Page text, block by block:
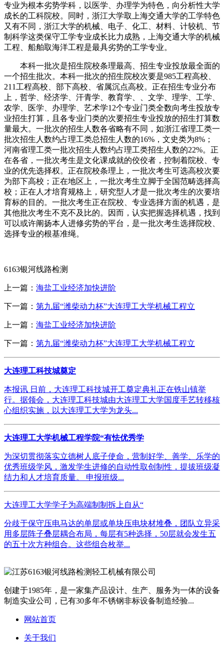
专业为根本劣势学科，以医学、办理学为特色，向分析性大学
成长的工科院校。同时，浙江大学取上海交通大学的工学特色
又有不同，浙江大学的机械、电子、化工、材料、计较机、节
制科学这类保守工学专业成长比力成熟，上海交通大学的机械
工程、船舶取海洋工程是最具劣势的工学专业。
本科一批次是招生院校条理最高、招生专业投放最全面的
一个招生批次。本科一批次的招生院校次要是985工程高校、
211工程高校、部下高校、省属沉点高校。正在招生专业分布
上，哲学、经济学、汗青学、教育学、、文学、理学、工学、
农学、医学、办理学、艺术学12个专业门类全数向考生投放专
业招生打算，且各专业门类的次要招生专业投放的招生打算数
量最大。一批次的招生人数各省略有不同，如浙江省理工类一
批次招生人数约占理工类总招生人数的16%，文史类为8%；
河南省理工类一批次招生人数约占理工类招生人数的22%。正
在各省，一批次考生是文化课成就的佼佼者，控制着院校、专
业的优先选择权。正在院校条理上，一批次考生可选高校次要
为部下高校；正在地区上，一批次考生立脚于全国范畴选择高
校；正在人才培育规格上，研究型人才是一批次考生的次要培
育标的目的。一批次考生正在院校、专业选择方面的机遇，是
其他批次考生不克不及比的。因而，认实把握选择机遇，找到
可以或许阐扬本人进修劣势的平台，是一批次考生选择院校、
选择专业的根基准绳。
6163银河线路检测
上一篇： 海盐工业经济加快进阶
下一篇： 第九届“潍柴动力杯”大连理工大学机械工程立
上一篇： 海盐工业经济加快进阶
下一篇： 第九届“潍柴动力杯”大连理工大学机械工程立
大连理工科技城奠定
本报讯 日前，大连理工科技城开工奠定典礼正在铁山镇举
行。据领会，大连理工科技城由大连理工大学国度手艺转移核
心组织实施，以大连理工大学为龙头...
大连理工大学机械工程学院“有怯优秀学
为深切贯彻落实立德树人底子使命，营制好学、善学、乐学的
优秀班级学风，激发学生进修的自动性取创制性，提拔班级凝
结力和人才培育质量。 申报班级...
大连理工大学学子为高端制制拆上自从“
分歧于保守压电马达的单层或单块压电块材堆叠，团队立异采
用多层阵子叠层耦合布局，每层有5种选择，50层就会发生五
的五十次方种组合。这些组合枚举...
创建于1985年，是一家集产品设计、生产、服务为一体的设备
制造实业公司，已有30多年不锈钢非标设备制造经验...
网站首页
关于我们